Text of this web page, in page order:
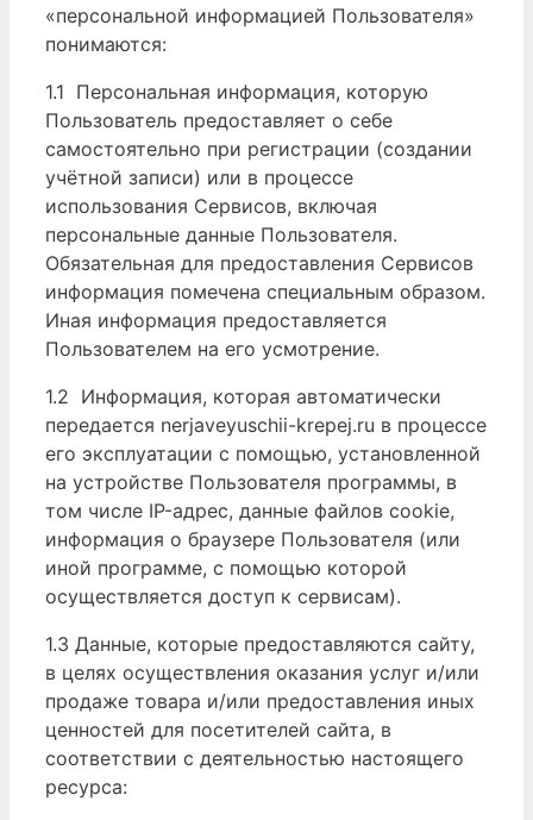
«персональной информацией Пользователя»
понимаются:
1.1 Персональная информация, которую
Пользователь предоставляет о себе
самостоятельно при регистрации (создании
учётной записи) или в процессе
использования Сервисов, включая
персональные данные Пользователя.
Обязательная для предоставления Сервисов
информация помечена специальным образом.
Иная информация предоставляется
Пользователем на его усмотрение.
1.2 Информация, которая автоматически
передается nerjaveyuschii-krepej.ru в процессе
его эксплуатации с помощью, установленной
на устройстве Пользователя программы, в
том числе IP-адрес, данные файлов cookie,
информация о браузере Пользователя (или
иной программе, с помощью которой
осуществляется доступ к сервисам).
1.3 Данные, которые предоставляются сайту,
в целях осуществления оказания услуг и/или
продаже товара и/или предоставления иных
ценностей для посетителей сайта, в
соответствии с деятельностью настоящего
ресурса: